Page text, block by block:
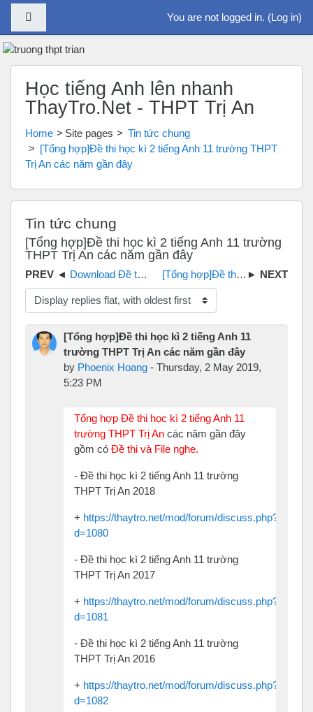
You are not logged in. (Log in)
Học tiếng Anh lên nhanh
ThayTro.Net - THPT Trị An
Home Site pages
Tin tức chung
[Tổng hợp]Đề thi học kì 2 tiếng Anh 11 trường THPT
Trị An các năm gần đây
Tin tức chung
[Tổng hợp]Đề thi học kì 2 tiếng Anh 11 trường
THPT Trị An các năm gần đây
Download Đề thi tiếng Anh THPT quốc gia 2019 pdf [Tổng hợp]Đề thi học kì 2 tiếng Anh 10 trường THPT Trị An
Display mode
[Tổng hợp]Đề thi học kì 2 tiếng Anh 11
trường THPT Trị An các năm gần đây
by Phoenix Hoang - Thursday, 2 May 2019,
5:23 PM
Tổng hợp Đề thi học kì 2 tiếng Anh 11
trường THPT Trị An các năm gần đây
gồm có Đề thi và File nghe.
- Đề thi học kì 2 tiếng Anh 11 trường
THPT Trị An 2018
+ https://thaytro.net/mod/forum/discuss.php?
d=1080
- Đề thi học kì 2 tiếng Anh 11 trường
THPT Trị An 2017
+ https://thaytro.net/mod/forum/discuss.php?
d=1081
- Đề thi học kì 2 tiếng Anh 11 trường
THPT Trị An 2016
+ https://thaytro.net/mod/forum/discuss.php?
d=1082